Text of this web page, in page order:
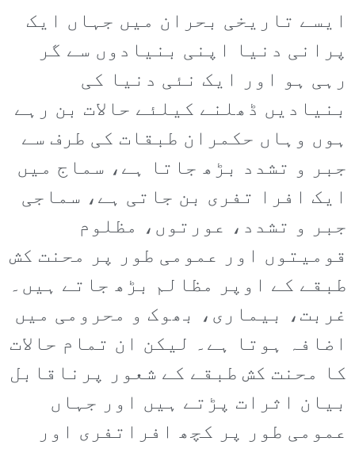
ایسے تاریخی بحران میں جہاں ایک
پرانی دنیا اپنی بنیادوں سے گر
رہی ہو اور ایک نئی دنیا کی
بنیادیں ڈھلنے کیلئے حالات بن رہے
ہوں وہاں حکمران طبقات کی طرف سے
جبر و تشدد بڑھ جاتا ہے، سماج میں
ایک افرا تفری بن جاتی ہے، سماجی
جبر و تشدد، عورتوں، مظلوم
قومیتوں اور عمومی طور پر محنت کش
طبقے کے اوپر مظالم بڑھ جاتے ہیں۔
غربت، بیماری، بھوک و محرومی میں
اضافہ ہوتا ہے۔ لیکن ان تمام حالات
کا محنت کش طبقے کے شعور پرناقابل
بیان اثرات پڑتے ہیں اور جہاں
عمومی طور پر کچھ افراتفری اور